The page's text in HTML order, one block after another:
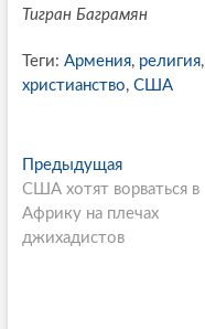
Тигран Баграмян
Теги: Армения, религия,
христианство, США
P
o
s
ПредыдущаяП
р
е
д
США хотят ворваться в
Африку на плечах
джихадистов